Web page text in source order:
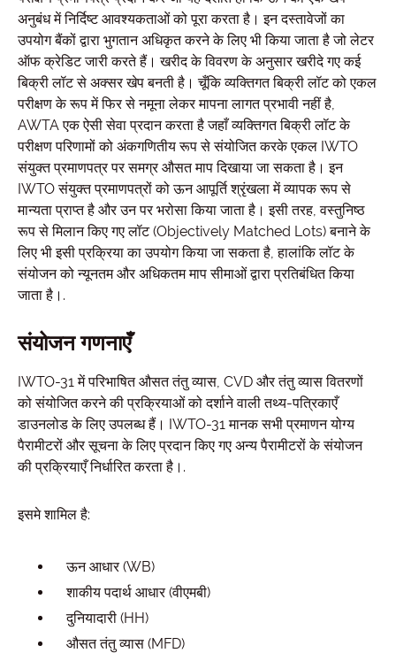
अनुबंध में निर्दिष्ट आवश्यकताओं को पूरा करता है। इन दस्तावेजों का
उपयोग बैंकों द्वारा भुगतान अधिकृत करने के लिए भी किया जाता है जो लेटर
ऑफ क्रेडिट जारी करते हैं। खरीद के विवरण के अनुसार खरीदे गए कई
बिक्री लॉट से अक्सर खेप बनती है। चूँकि व्यक्तिगत बिक्री लॉट को एकल
परीक्षण के रूप में फिर से नमूना लेकर मापना लागत प्रभावी नहीं है,
AWTA एक ऐसी सेवा प्रदान करता है जहाँ व्यक्तिगत बिक्री लॉट के
परीक्षण परिणामों को अंकगणितीय रूप से संयोजित करके एकल IWTO
संयुक्त प्रमाणपत्र पर समग्र औसत माप दिखाया जा सकता है। इन
IWTO संयुक्त प्रमाणपत्रों को ऊन आपूर्ति श्रृंखला में व्यापक रूप से
मान्यता प्राप्त है और उन पर भरोसा किया जाता है। इसी तरह, वस्तुनिष्ठ
रूप से मिलान किए गए लॉट (Objectively Matched Lots) बनाने के
लिए भी इसी प्रक्रिया का उपयोग किया जा सकता है, हालांकि लॉट के
संयोजन को न्यूनतम और अधिकतम माप सीमाओं द्वारा प्रतिबंधित किया
जाता है।.
संयोजन गणनाएँ
IWTO-31 में परिभाषित औसत तंतु व्यास, CVD और तंतु व्यास वितरणों
को संयोजित करने की प्रक्रियाओं को दर्शाने वाली तथ्य-पत्रिकाएँ
डाउनलोड के लिए उपलब्ध हैं। IWTO-31 मानक सभी प्रमाणन योग्य
पैरामीटरों और सूचना के लिए प्रदान किए गए अन्य पैरामीटरों के संयोजन
की प्रक्रियाएँ निर्धारित करता है।.
इसमे शामिल है:
ऊन आधार (WB)
शाकीय पदार्थ आधार (वीएमबी)
दुनियादारी (HH)
औसत तंतु व्यास (MFD)